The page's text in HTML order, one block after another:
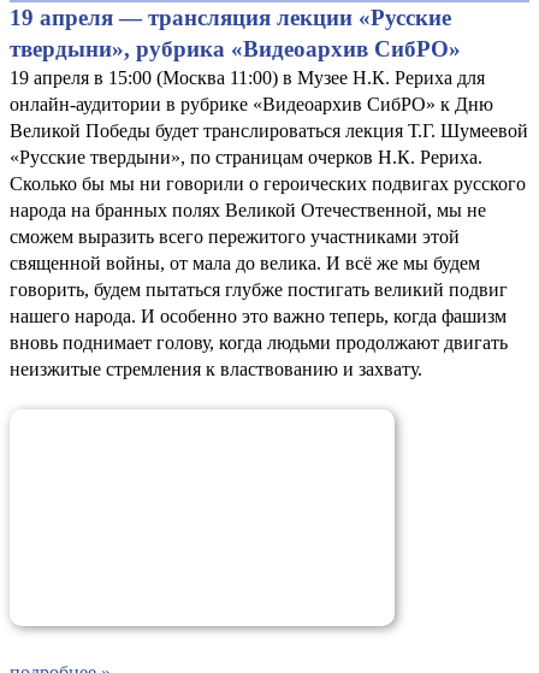
19 апреля — трансляция лекции «Русские
твердыни», рубрика «Видеоархив СибРО»
19 апреля в 15:00 (Москва 11:00) в Музее Н.К. Рериха для
онлайн-аудитории в рубрике «Видеоархив СибРО» к Дню
Великой Победы будет транслироваться лекция Т.Г. Шумеевой
«Русские твердыни», по страницам очерков Н.К. Рериха.
Сколько бы мы ни говорили о героических подвигах русского
народа на бранных полях Великой Отечественной, мы не
сможем выразить всего пережитого участниками этой
священной войны, от мала до велика. И всё же мы будем
говорить, будем пытаться глубже постигать великий подвиг
нашего народа. И особенно это важно теперь, когда фашизм
вновь поднимает голову, когда людьми продолжают двигать
неизжитые стремления к властвованию и захвату.